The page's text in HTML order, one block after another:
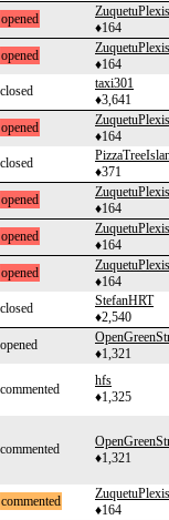
opened
ZuquetuPlexis
♦164
opened
ZuquetuPlexis
♦164
closed
taxi301
♦3,641
opened
ZuquetuPlexis
♦164
closed
♦371
opened
ZuquetuPlexis
♦164
opened
ZuquetuPlexis
♦164
opened
ZuquetuPlexis
♦164
closed
StefanHRT
♦2,540
opened
♦1,321
commented
hfs
♦1,325
commented
♦1,321
commented
ZuquetuPlexis
♦164